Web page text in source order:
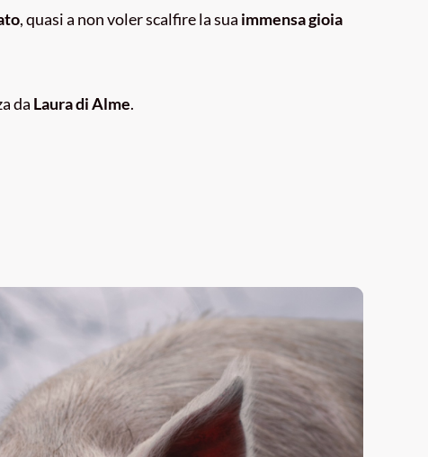
, quasi a non voler scalfire la sua immensa gioia
da Laura di Alme.